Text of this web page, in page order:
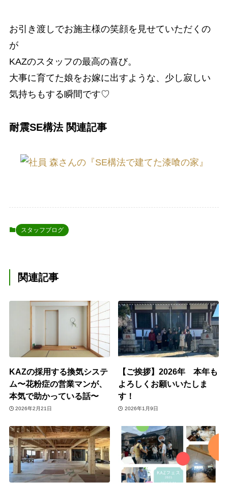
お引き渡しでお施主様の笑顔を見せていただくの
が
KAZのスタッフの最高の喜び。
大事に育てた娘をお嫁に出すような、少し寂しい
気持ちもする瞬間です♡
耐震SE構法 関連記事
スタッフブログ
関連記事
KAZの採用する換気システ
ム〜花粉症の営業マンが、
本気で助かっている話〜
2026年2月21日
【ご挨拶】2026年 本年も
よろしくお願いいたしま
す！
2026年1月9日